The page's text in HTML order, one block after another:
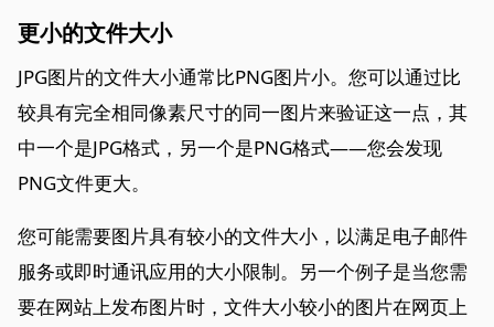
更小的文件大小
JPG图片的文件大小通常比PNG图片小。您可以通过比
较具有完全相同像素尺寸的同一图片来验证这一点，其
中一个是JPG格式，另一个是PNG格式——您会发现
PNG文件更大。
您可能需要图片具有较小的文件大小，以满足电子邮件
服务或即时通讯应用的大小限制。另一个例子是当您需
要在网站上发布图片时，文件大小较小的图片在网页上